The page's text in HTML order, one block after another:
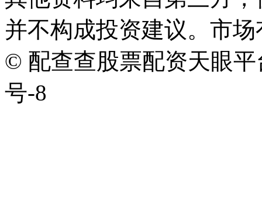
并不构成投资建议。市
© 配查查股票配资天眼平
号-8